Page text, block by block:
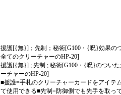
援護[{無}]；先制；秘術[G100・{呪}効果の
全てのクリーチャーのHP-20]
援護[{無}] ; 先制 ; 秘術[G100・{呪}のついた
ーチャーのHP-20]
■援護=手札のクリーチャーカードをアイテ
て使用できる■先制=防御側でも先手を取っ